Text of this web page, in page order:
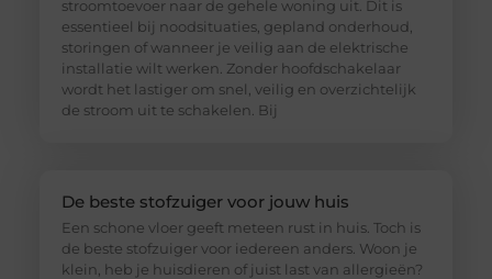
stroomtoevoer naar de gehele woning uit. Dit is
essentieel bij noodsituaties, gepland onderhoud,
storingen of wanneer je veilig aan de elektrische
installatie wilt werken. Zonder hoofdschakelaar
wordt het lastiger om snel, veilig en overzichtelijk
de stroom uit te schakelen. Bij
De beste stofzuiger voor jouw huis
Een schone vloer geeft meteen rust in huis. Toch is
de beste stofzuiger voor iedereen anders. Woon je
klein, heb je huisdieren of juist last van allergieën?